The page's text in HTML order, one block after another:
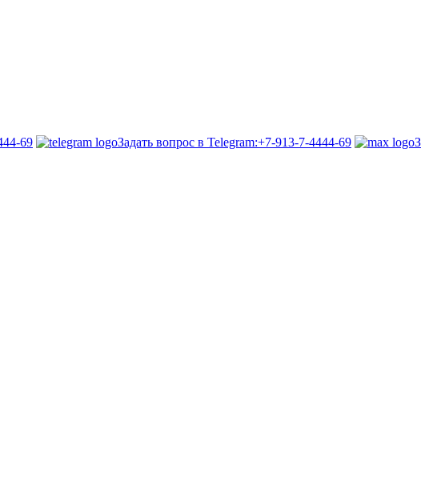
69 Задать вопрос в Telegram:+7-913-7-4444-69